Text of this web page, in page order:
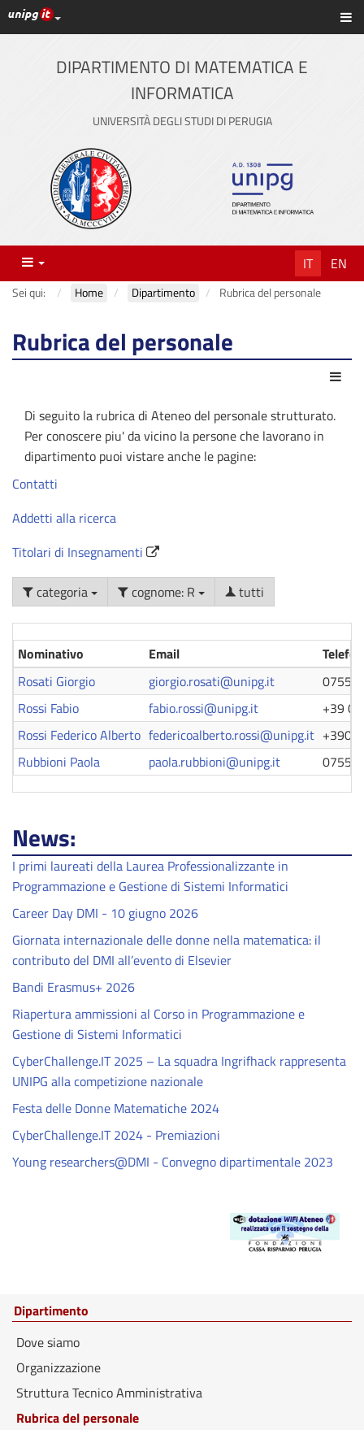
Vai
al
contenuto
principale
Link ai principali servizi web di Ateneo
DIPARTIMENTO DI MATEMATICA E
INFORMATICA
UNIVERSITÀ DEGLI STUDI DI PERUGIA
Menu IT EN
Sei qui: Home Dipartimento Rubrica del personale
Rubrica del personale
Di seguito la rubrica di Ateneo del personale strutturato.
Per conoscere piu' da vicino la persone che lavorano in
dipartimento puoi vistare anche le pagine:
Contatti
Addetti alla ricerca
Titolari di Insegnamenti
categoria cognome: R tutti
Nominativo Email
Rosati Giorgio
giorgio.rosati@unipg.it
Rossi Fabio
fabio.rossi@unipg.it
+39
Rossi Federico Alberto federicoalberto.rossi@unipg.it
Rubbioni Paola
paola.rubbioni@unipg.it
News:
I primi laureati della Laurea Professionalizzante in
Programmazione e Gestione di Sistemi Informatici
Career Day DMI - 10 giugno 2026
Giornata internazionale delle donne nella matematica: il
contributo del DMI all’evento di Elsevier
Bandi Erasmus+ 2026
Riapertura ammissioni al Corso in Programmazione e
Gestione di Sistemi Informatici
CyberChallenge.IT 2025 – La squadra Ingrifhack rappresenta
UNIPG alla competizione nazionale
Festa delle Donne Matematiche 2024
CyberChallenge.IT 2024 - Premiazioni
Young researchers@DMI - Convegno dipartimentale 2023
Dipartimento
Dove siamo
Organizzazione
Struttura Tecnico Amministrativa
Rubrica del personale